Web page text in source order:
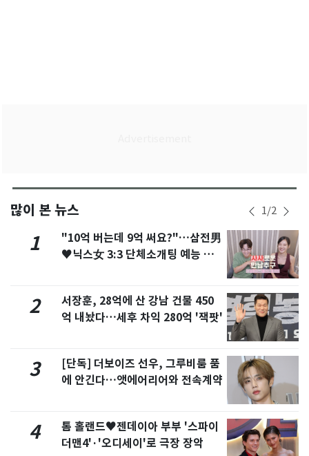
많이 본 뉴스 1/2
1
"10억 버는데 9억 써요?"…삼전男
♥닉스女 3:3 단체소개팅 예능 화
2
서장훈, 28억에 산 강남 건물 450
억 내놨다…세후 차익 280억 '잭팟'
3
[단독] 더보이즈 선우, 그루비룸 품
에 안긴다…앳에어리어와 전속계약
4
톰 홀랜드♥젠데이아 부부 '스파이
더맨4'·'오디세이'로 극장 장악